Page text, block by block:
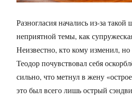
Разногласия начались из-за такой
неприятной темы, как
Неизвестно, кто кому изменил,
Теодор почувствовал себя
сильно, что метнул в жену
это был всего лишь острый